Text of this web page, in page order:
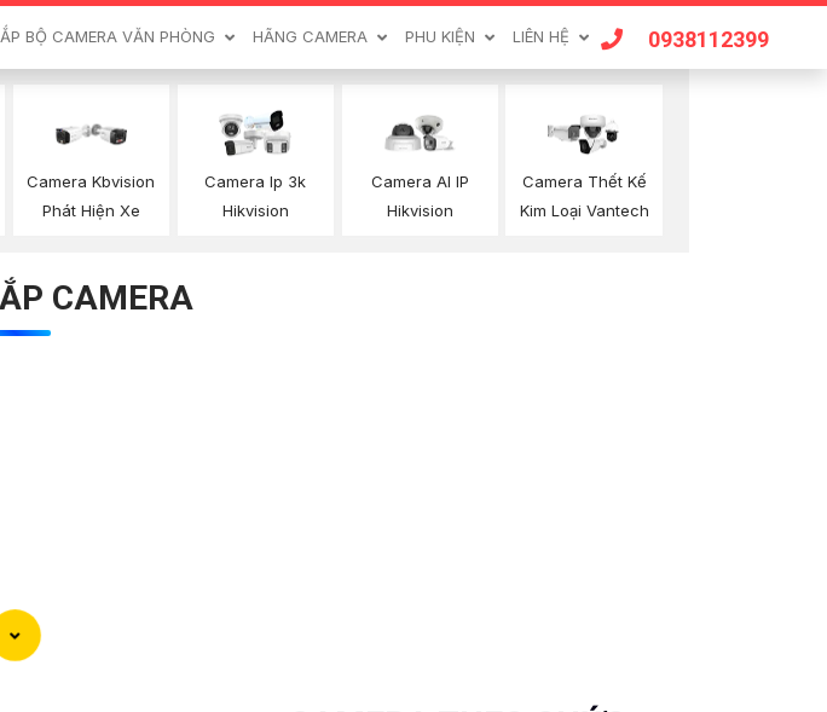
BỘ CAMERA VĂN PHÒNG HÃNG CAMERA PHU KIỆN LIÊN HỆ 0938112399
Camera Kbvision
Phát Hiện Xe
Camera Ip 3k
Hikvision
Camera AI IP
Hikvision
Camera Thết Kế
Kim Loại Vantech
CAMERA